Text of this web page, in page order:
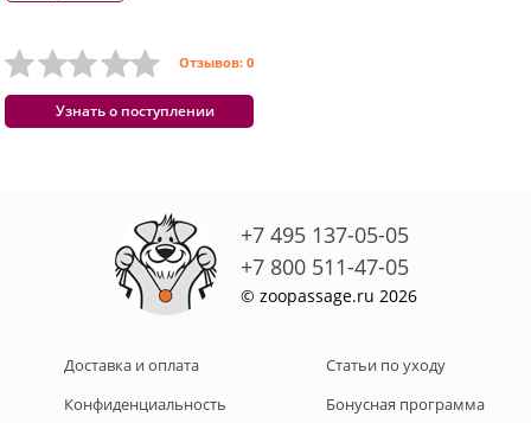
Отзывов: 0
Узнать о поступлении
+7 495 137-05-05
+7 800 511-47-05
© zoopassage.ru 2026
Доставка и оплата
Конфиденциальность
Статьи по уходу
Бонусная программа